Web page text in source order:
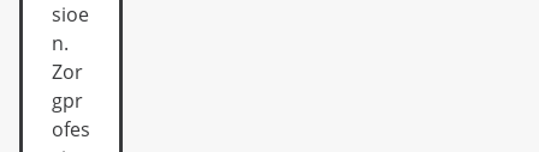
sioe
n.
Zor
gpr
ofes